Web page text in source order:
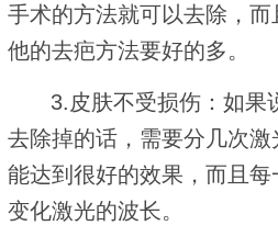
手术的方法就可以去除，
他的去疤方法要好的多。
3.皮肤不受损伤：如果
去除掉的话，需要分几次
能达到很好的效果，而且
变化激光的波长。